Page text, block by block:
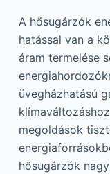
A hősugárzók
hatással van a
áram termelése
üvegházhatású
megoldások
hősugárzók